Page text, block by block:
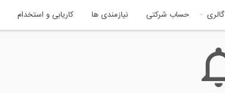
گالری حساب شرکتی نیازمندی ها کاریابی و استخدام